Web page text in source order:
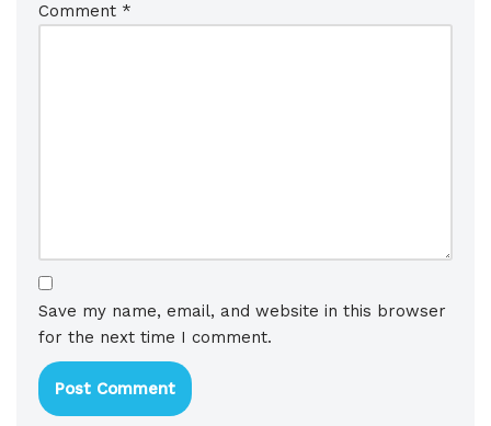
Comment *
Save my name, email, and website in this browser
for the next time I comment.